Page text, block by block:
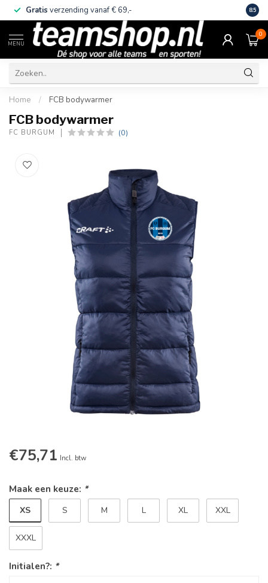
Gratis verzending vanaf € 69,- Eigen
8.5
MENU
0
Home / FCB bodywarmer
FCB bodywarmer
FC BURGUM (0)
€75,71 Incl. btw
Maak een keuze: *
XS S M L XL XXL
XXXL
Initialen?: *